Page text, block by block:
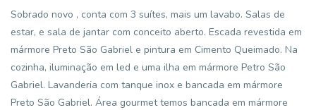
Sobrado novo , conta com 3 suítes, mais um lavabo. Salas de
estar, e sala de jantar com conceito aberto. Escada revestida em
mármore Preto São Gabriel e pintura em Cimento Queimado. Na
cozinha, iluminação em led e uma ilha em mármore Petro São
Gabriel. Lavanderia com tanque inox e bancada em mármore
Preto São Gabriel. Área gourmet temos bancada em mármore